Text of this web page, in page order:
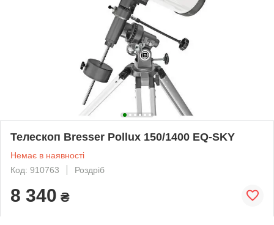
Телескоп Bresser Pollux 150/1400 EQ-SKY
Немає в наявності
Код: 910763
Роздріб
8 340 ₴